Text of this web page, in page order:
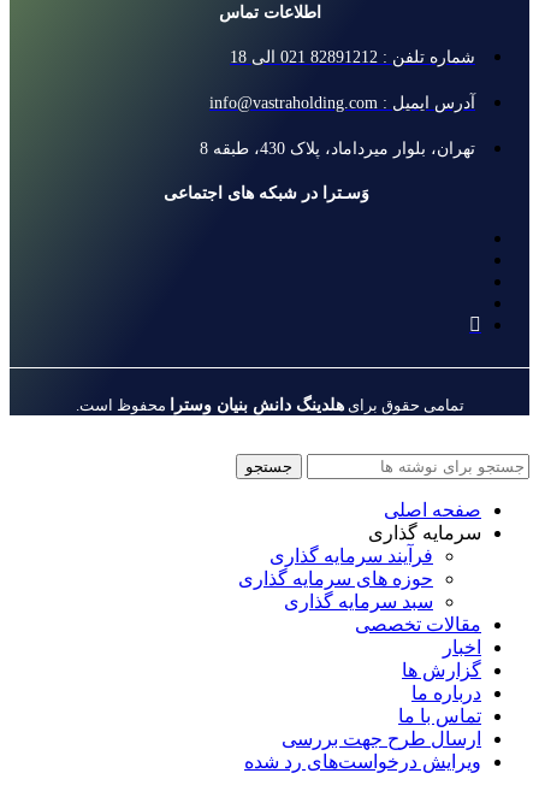
اطلاعات تماس
شماره تلفن : 82891212 021 الی 18
آدرس ایمیل : info@vastraholding.com
تهران، بلوار میرداماد، پلاک 430، طبقه 8
وَسـترا در شبکه های اجتماعی
تمامی حقوق برایهلدینگ دانش بنیان وسترا محفوظ است.
جستجو
صفحه اصلی
سرمایه گذاری
فرآیند سرمایه گذاری
حوزه های سرمایه گذاری
سبد سرمایه گذاری
مقالات تخصصی
اخبار
گزارش ها
درباره ما
تماس با ما
ارسال طرح جهت بررسی
ویرایش درخواست‌های رد شده